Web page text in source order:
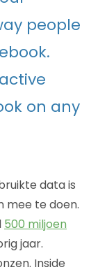
people
on any
data is
mee te doen.
500 miljoen
jaar.
Inside